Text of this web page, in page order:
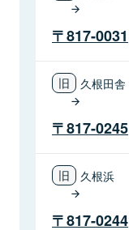
817-0031
久根田舎
817-0245
久根浜
817-0244